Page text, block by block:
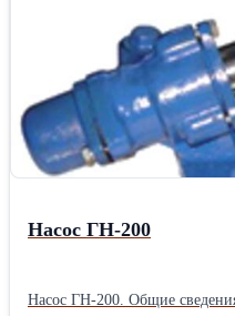
Насос ГН-200
Насос ГН-200. Общие сведения. Насосы серии ГН